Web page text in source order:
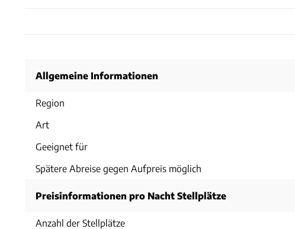
Allgemeine Informationen
Region
Art
Geeignet für
Spätere Abreise gegen Aufpreis möglich
Preisinformationen pro Nacht Stellplätze
Anzahl der Stellplätze